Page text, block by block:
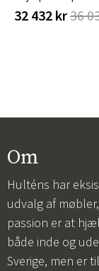
32 432 kr36
Om
Hulténs har
udvalg af
passion er at
både inde og
Sverige, men er